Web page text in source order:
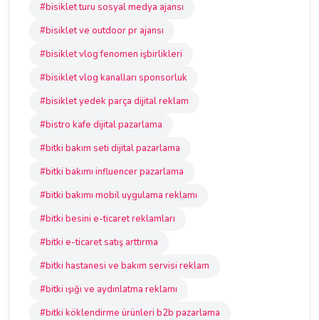
#bisiklet turu sosyal medya ajansı
#bisiklet ve outdoor pr ajansı
#bisiklet vlog fenomen işbirlikleri
#bisiklet vlog kanalları sponsorluk
#bisiklet yedek parça dijital reklam
#bistro kafe dijital pazarlama
#bitki bakım seti dijital pazarlama
#bitki bakımı influencer pazarlama
#bitki bakımı mobil uygulama reklamı
#bitki besini e-ticaret reklamları
#bitki e-ticaret satış arttırma
#bitki hastanesi ve bakım servisi reklam
#bitki ışığı ve aydınlatma reklamı
#bitki köklendirme ürünleri b2b pazarlama